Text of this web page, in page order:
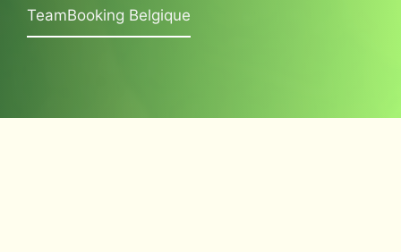
TeamBooking Belgique